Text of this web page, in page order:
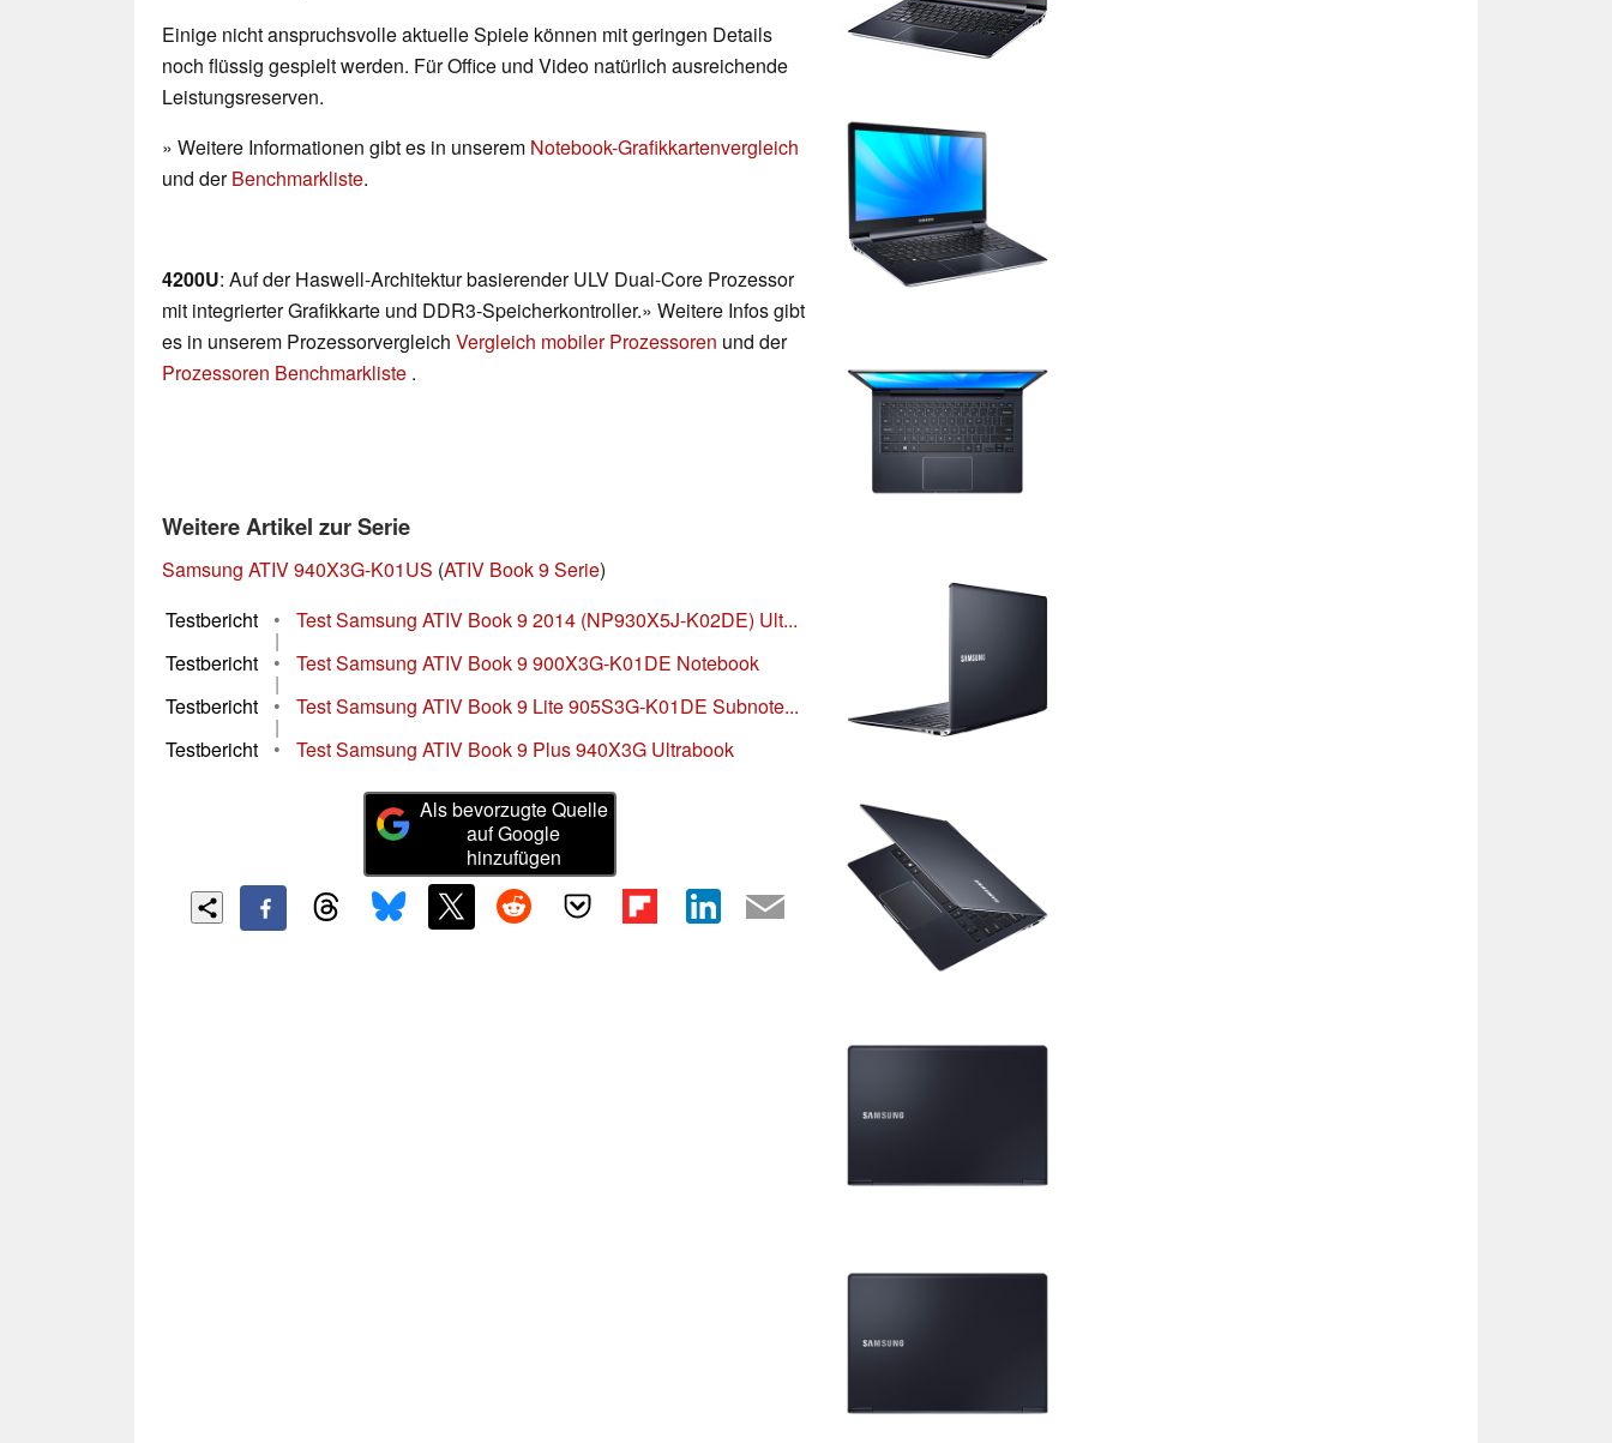
Einige nicht anspruchsvolle aktuelle Spiele können mit geringen Details
noch flüssig gespielt werden. Für Office und Video natürlich ausreichende
Leistungsreserven.
» Weitere Informationen gibt es in unserem Notebook-Grafikkartenvergleich
und derBenchmarkliste.
4200U: Auf der Haswell-Architektur basierender ULV Dual-Core Prozessor
mit integrierter Grafikkarte und DDR3-Speicherkontroller.» Weitere Infos gibt
es in unserem Prozessorvergleich Vergleich mobiler Prozessoren und der
Prozessoren Benchmarkliste .
Weitere Artikel zur Serie
Samsung ATIV 940X3G-K01US (ATIV Book 9 Serie)
Testbericht
• Test Samsung ATIV Book 9 2014 (NP930X5J-K02DE) Ult...
|
Testbericht
• Test Samsung ATIV Book 9 900X3G-K01DE Notebook
|
Testbericht
• Test Samsung ATIV Book 9 Lite 905S3G-K01DE Subnote...
|
Testbericht
• Test Samsung ATIV Book 9 Plus 940X3G Ultrabook
Als bevorzugte Quelle
auf Google
hinzufügen